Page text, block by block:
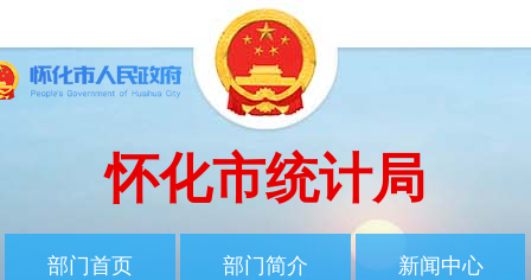
怀化市统计局
部门首页 部门简介 新闻中心